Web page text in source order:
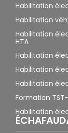
Habilitation
Habilitation
Habilitation
HTA
Habilitation
Habilitation
Habilitation
Formation
Habilitation